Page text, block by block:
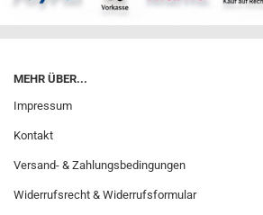
MEHR ÜBER...
Impressum
Kontakt
Versand- & Zahlungsbedingungen
Widerrufsrecht & Widerrufsformular